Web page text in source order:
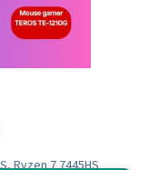
Ryzen 7 7445HS